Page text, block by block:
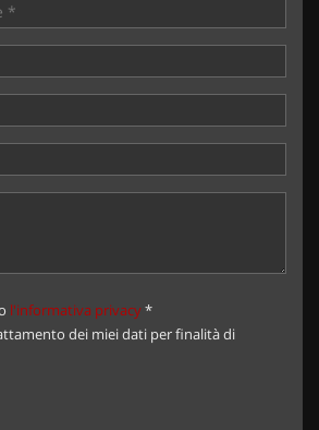
l'informativa privacy*
dei miei dati per finalità di